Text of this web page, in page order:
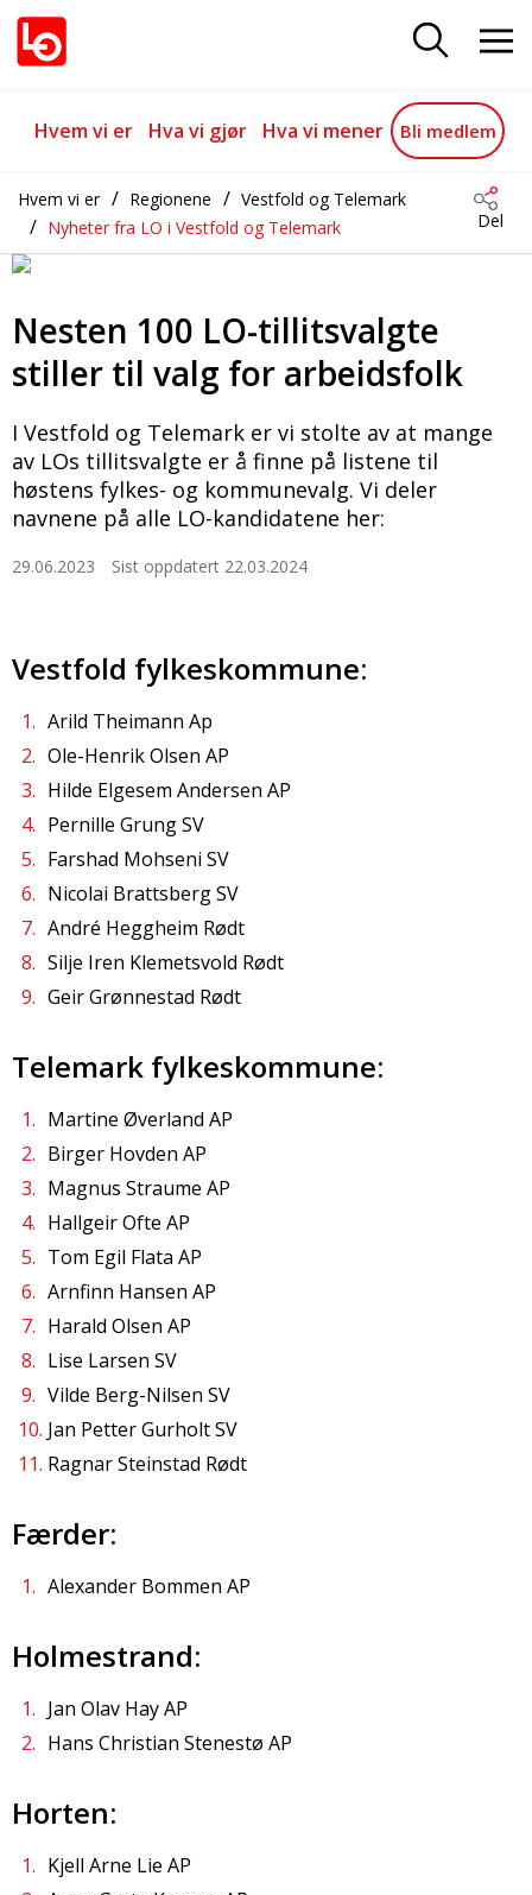
Nær 100 LO-tillitsvalgte stiller til
Gå til hovedinnhold
Gå til navigasjon
Hvem vi er Hva vi gjør Hva vi mener Bli medlem
Hvem vi er Regionene
Vestfold og Telemark
Nyheter fra LO i Vestfold og Telemark
Del
Nesten 100 LO-tillitsvalgte
stiller til valg for arbeidsfolk
I Vestfold og Telemark er vi stolte av at mange
av LOs tillitsvalgte er å finne på listene til
høstens fylkes- og kommunevalg. Vi deler
navnene på alle LO-kandidatene her:
29.06.2023 Sist oppdatert 22.03.2024
Vestfold fylkeskommune:
Arild Theimann Ap
Ole-Henrik Olsen AP
Hilde Elgesem Andersen AP
Pernille Grung SV
Farshad Mohseni SV
Nicolai Brattsberg SV
André Heggheim Rødt
Silje Iren Klemetsvold Rødt
Geir Grønnestad Rødt
Telemark fylkeskommune:
Martine Øverland AP
Birger Hovden AP
Magnus Straume AP
Hallgeir Ofte AP
Tom Egil Flata AP
Arnfinn Hansen AP
Harald Olsen AP
Lise Larsen SV
Vilde Berg-Nilsen SV
Jan Petter Gurholt SV
Ragnar Steinstad Rødt
Færder:
Alexander Bommen AP
Holmestrand:
Jan Olav Hay AP
Hans Christian Stenestø AP
Horten:
Kjell Arne Lie AP